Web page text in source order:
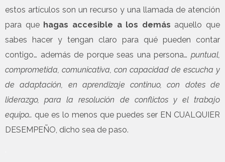
estos artículos son un recurso y una llamada de atención
para que hagas accesible a los demás aquello que
sabes hacer y tengan claro para qué pueden contar
contigo… además de porque seas una persona… puntual,
comprometida, comunicativa, con capacidad de escucha y
de adaptación, en aprendizaje continuo, con dotes de
liderazgo, para la resolución de conflictos y el trabajo
equipo… que es lo menos que puedes ser EN CUALQUIER
DESEMPEÑO, dicho sea de paso.